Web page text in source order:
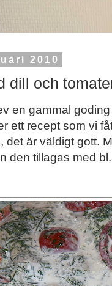
2010
dill och
en gammal
ett recept som vi
det är väldigt gott.
den tillagas med